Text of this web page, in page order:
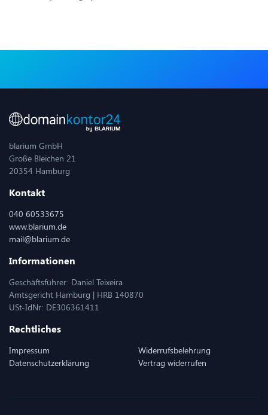
blarium GmbH
Große Bleichen 21
20354 Hamburg
Kontakt
040 60533675
www.blarium.de
mail@blarium.de
Informationen
Geschäftsführer: Daniel Teixeira
Amtsgericht Hamburg | HRB 140870
USt-IdNr: DE306361411
Rechtliches
Impressum
Datenschutzerklärung
Widerrufsbelehrung
Vertrag widerrufen